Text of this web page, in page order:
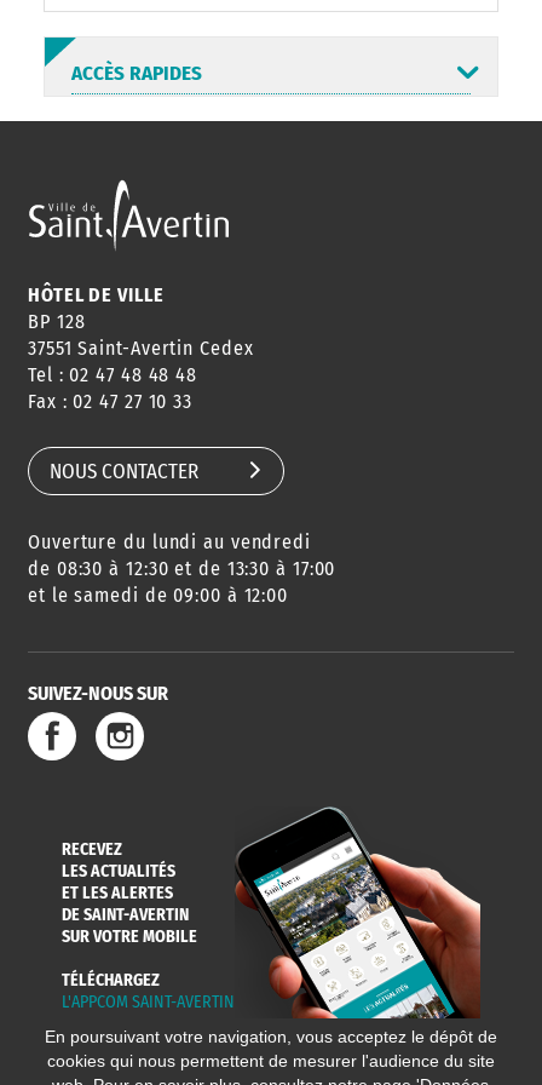
ACCÈS RAPIDES
ANNUAIRE
HORAIRES
CONSEILS
DE QUARTIER
AGENDA
DES SORTIES
URBANISME
SERVICE
DE L'EAU
HÔTEL DE VILLE
BP 128
37551 Saint-Avertin Cedex
Tel : 02 47 48 48 48
Fax : 02 47 27 10 33
NOUS CONTACTER
Ouverture du lundi au vendredi
de 08:30 à 12:30 et de 13:30 à 17:00
et le samedi de 09:00 à 12:00
SUIVEZ-NOUS SUR
RECEVEZ
LES ACTUALITÉS
ET LES ALERTES
DE SAINT-AVERTIN
SUR VOTRE MOBILE
TÉLÉCHARGEZ
L'APPCOM SAINT-AVERTIN
En poursuivant votre navigation, vous acceptez le dépôt de
cookies qui nous permettent de mesurer l'audience du site